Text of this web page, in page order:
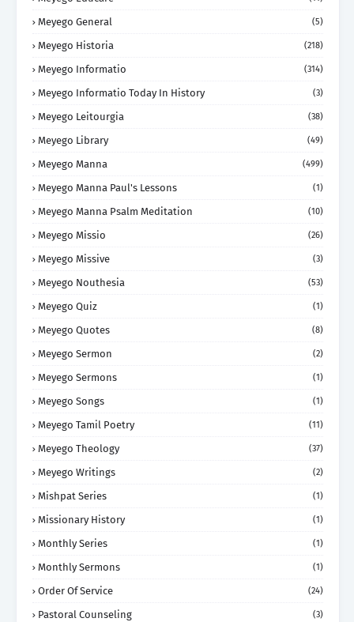
Meyego General (5)
Meyego Historia (218)
Meyego Informatio (314)
Meyego Informatio Today In History (3)
Meyego Leitourgia (38)
Meyego Library (49)
Meyego Manna (499)
Meyego Manna Paul's Lessons (1)
Meyego Manna Psalm Meditation (10)
Meyego Missio (26)
Meyego Missive (3)
Meyego Nouthesia (53)
Meyego Quiz (1)
Meyego Quotes (8)
Meyego Sermon (2)
Meyego Sermons (1)
Meyego Songs (1)
Meyego Tamil Poetry (11)
Meyego Theology (37)
Meyego Writings (2)
Mishpat Series (1)
Missionary History (1)
Monthly Series (1)
Monthly Sermons (1)
Order Of Service (24)
Pastoral Counseling (3)